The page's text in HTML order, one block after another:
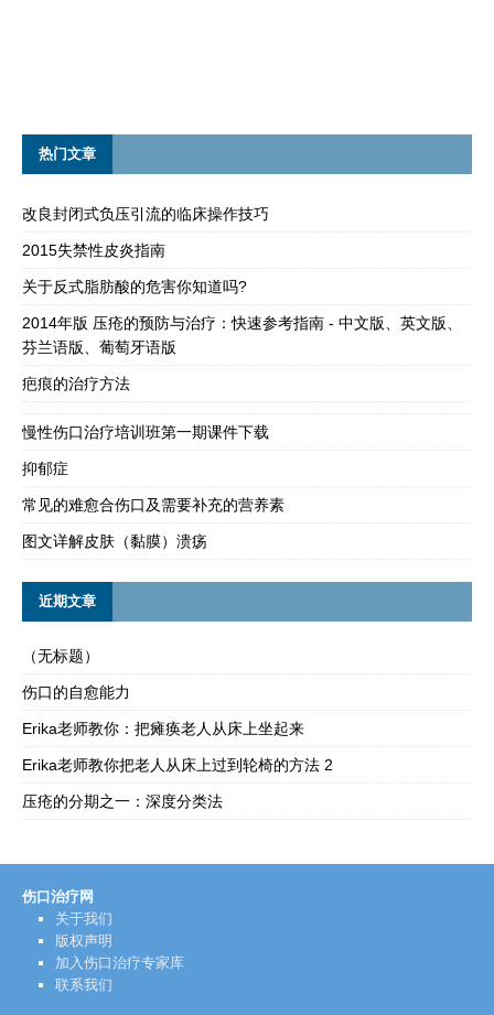
热门文章
改良封闭式负压引流的临床操作技巧
2015失禁性皮炎指南
关于反式脂肪酸的危害你知道吗?
2014年版 压疮的预防与治疗：快速参考指南 - 中文版、英文版、
芬兰语版、葡萄牙语版
疤痕的治疗方法
慢性伤口治疗培训班第一期课件下载
抑郁症
常见的难愈合伤口及需要补充的营养素
图文详解皮肤（黏膜）溃疡
近期文章
（无标题）
伤口的自愈能力
Erika老师教你：把瘫痪老人从床上坐起来
Erika老师教你把老人从床上过到轮椅的方法 2
压疮的分期之一：深度分类法
伤口治疗网
关于我们
版权声明
加入伤口治疗专家库
联系我们